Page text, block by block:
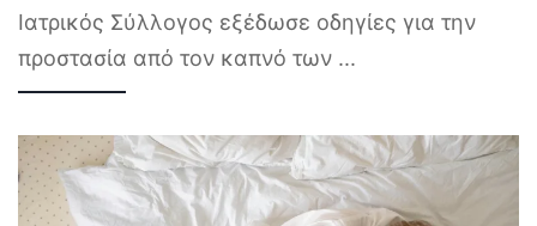
Ιατρικός Σύλλογος εξέδωσε οδηγίες για την
προστασία από τον καπνό των ...